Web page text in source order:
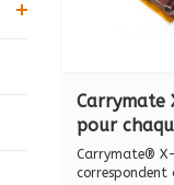
Carrymate
pour
Carrymate
& XL
Carrymate®
correspondent